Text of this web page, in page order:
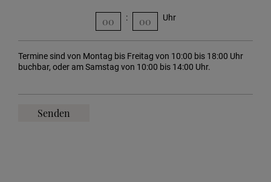
: Uhr
Termine sind von Montag bis Freitag von 10:00 bis 18:00 Uhr
buchbar, oder am Samstag von 10:00 bis 14:00 Uhr.